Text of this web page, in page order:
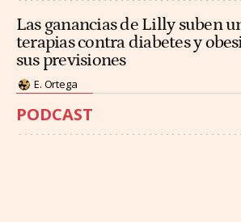
Las ganancias de Lilly suben
terapias contra diabetes y
sus previsiones
E. Ortega
PODCAST